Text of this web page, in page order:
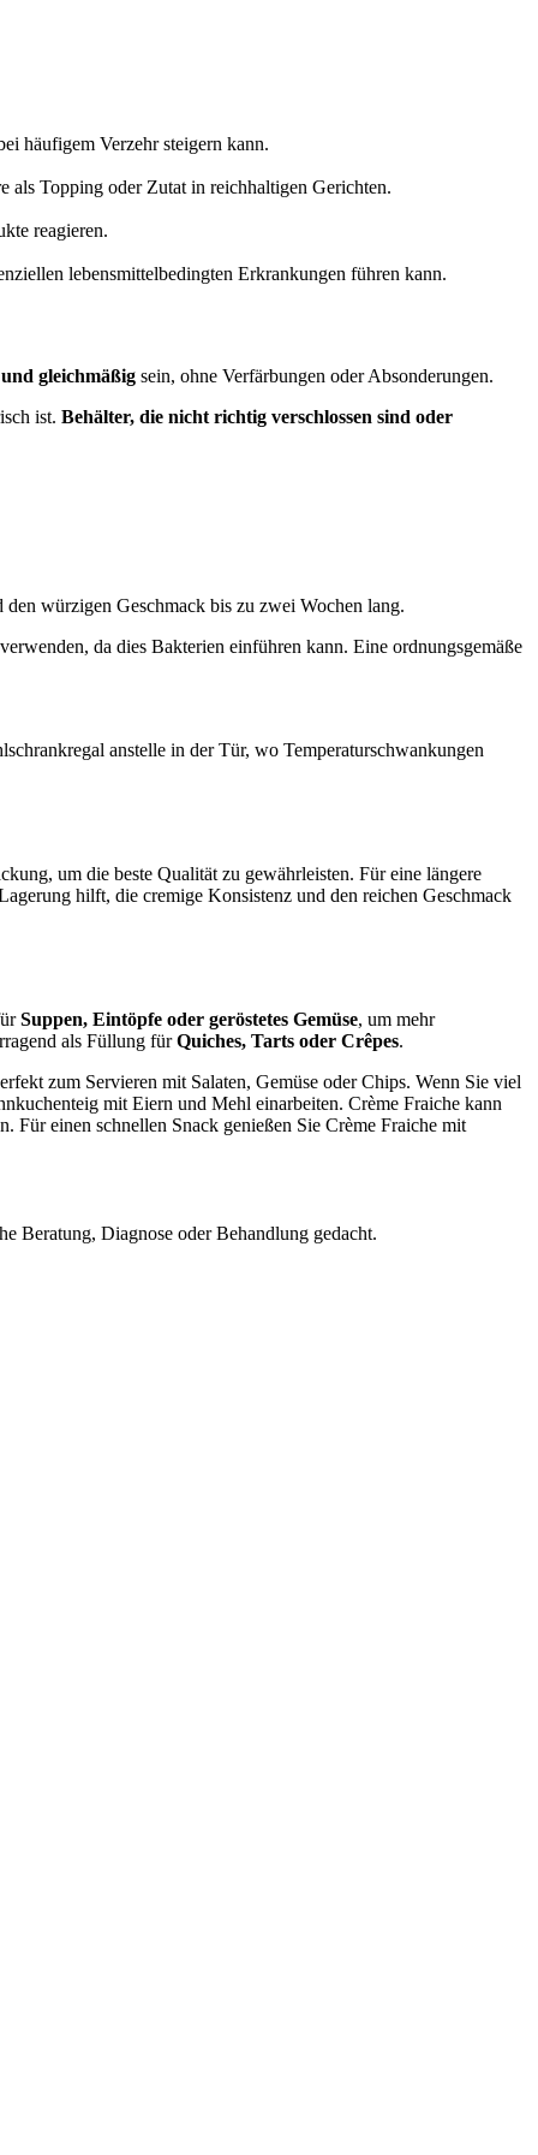
häufigem Verzehr steigern kann.
als Topping oder Zutat in reichhaltigen Gerichten.
reagieren.
lebensmittelbedingten Erkrankungen führen kann.
gleichmäßig sein, ohne Verfärbungen oder Absonderungen.
ist. Behälter, die nicht richtig verschlossen sind oder
würzigen Geschmack bis zu zwei Wochen lang.
da dies Bakterien einführen kann. Eine ordnungsgemäße
anstelle in der Tür, wo Temperaturschwankungen
um die beste Qualität zu gewährleisten. Für eine längere
hilft, die cremige Konsistenz und den reichen Geschmack
Suppen, Eintöpfe oder geröstetes Gemüse, um mehr
als Füllung fürQuiches, Tarts oder Crêpes.
zum Servieren mit Salaten, Gemüse oder Chips. Wenn Sie viel
mit Eiern und Mehl einarbeiten. Crème Fraiche kann
Für einen schnellen Snack genießen Sie Crème Fraiche mit
Beratung, Diagnose oder Behandlung gedacht.